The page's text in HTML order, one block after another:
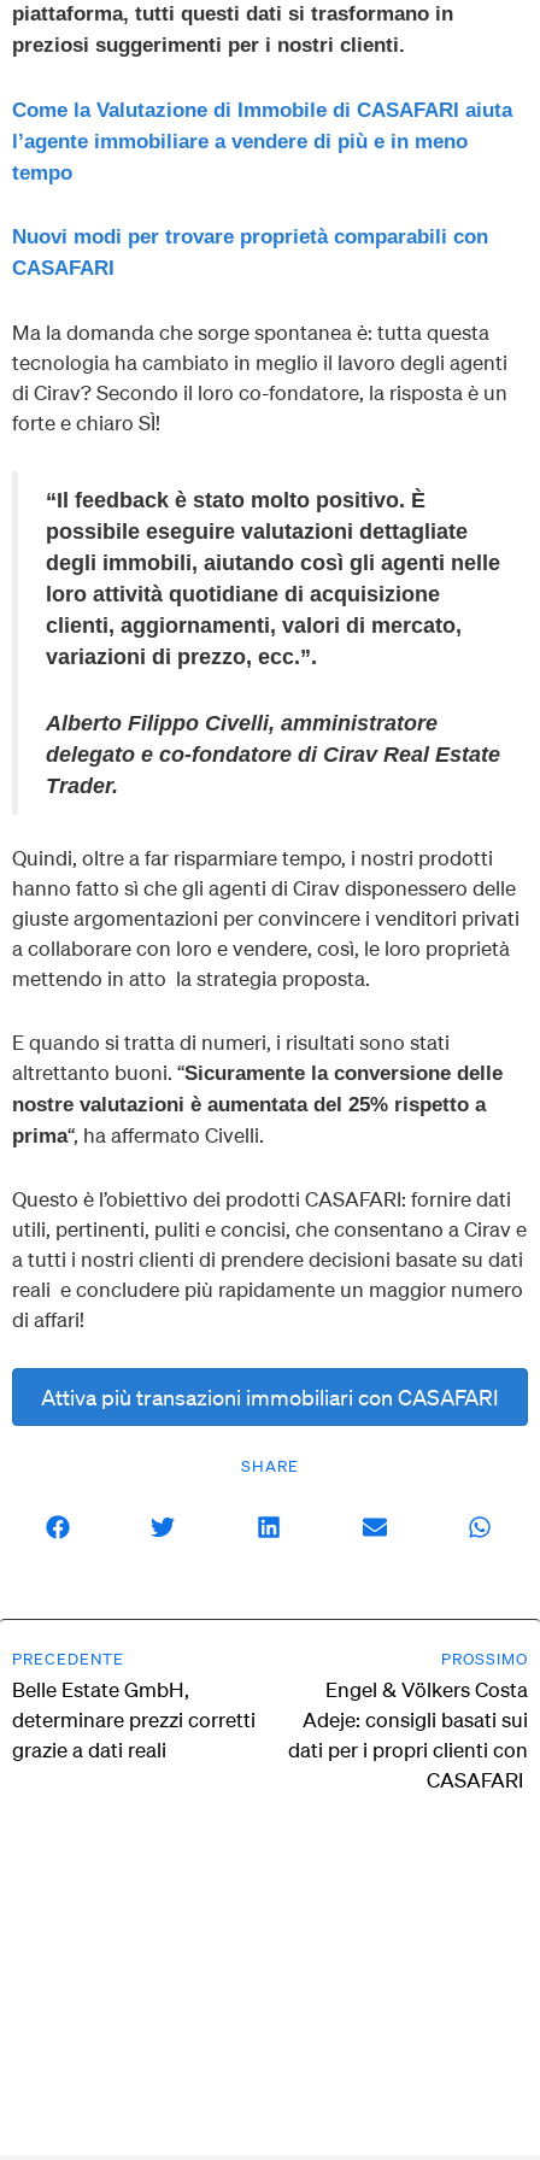
SHARE
piattaforma, tutti questi dati si trasformano in
preziosi suggerimenti per i nostri clienti.
Come la Valutazione di Immobile di CASAFARI aiuta
l’agente immobiliare a vendere di più e in meno
tempo
Nuovi modi per trovare proprietà comparabili con
CASAFARI
Ma la domanda che sorge spontanea è: tutta questa
tecnologia ha cambiato in meglio il lavoro degli agenti
di Cirav? Secondo il loro co-fondatore, la risposta è un
forte e chiaro SÌ!
“Il feedback è stato molto positivo. È
possibile eseguire valutazioni dettagliate
degli immobili, aiutando così gli agenti nelle
loro attività quotidiane di acquisizione
clienti, aggiornamenti, valori di mercato,
variazioni di prezzo, ecc.”.
Alberto Filippo Civelli, amministratore
delegato e co-fondatore di Cirav Real Estate
Trader.
Quindi, oltre a far risparmiare tempo, i nostri prodotti
hanno fatto sì che gli agenti di Cirav disponessero delle
giuste argomentazioni per convincere i venditori privati
a collaborare con loro e vendere, così, le loro proprietà
mettendo in atto la strategia proposta.
E quando si tratta di numeri, i risultati sono stati
altrettanto buoni. “Sicuramente la conversione delle
nostre valutazioni è aumentata del 25% rispetto a
prima“, ha affermato Civelli.
Questo è l’obiettivo dei prodotti CASAFARI: fornire dati
utili, pertinenti, puliti e concisi, che consentano a Cirav e
a tutti i nostri clienti di prendere decisioni basate su dati
reali e concludere più rapidamente un maggior numero
di affari!
Attiva più transazioni immobiliari con CASAFARI
PRECEDENTE
Belle Estate GmbH,
determinare prezzi corretti
grazie a dati reali
PROSSIMO
Engel & Völkers Costa
Adeje: consigli basati sui
dati per i propri clienti con
CASAFARI